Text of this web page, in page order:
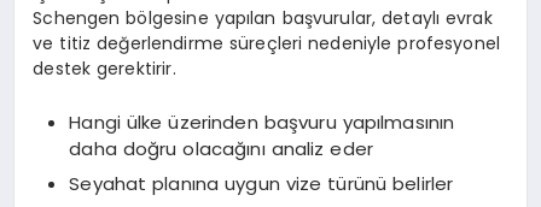
Schengen bölgesine yapılan başvurular, detaylı evrak
ve titiz değerlendirme süreçleri nedeniyle profesyonel
destek gerektirir.
Hangi ülke üzerinden başvuru yapılmasının
daha doğru olacağını analiz eder
Seyahat planına uygun vize türünü belirler